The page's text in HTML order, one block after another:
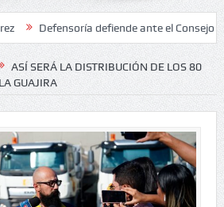
defiende ante el Consejo de
ASÍ SERÁ LA DISTRIBUCIÓN DE LOS 80
GUAJIRA